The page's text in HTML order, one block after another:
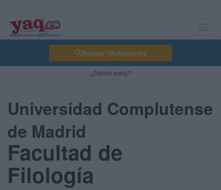
Buscar titulaciones
¿Dónde estoy?
Universidad Complutense
de Madrid
Facultad de
Filología